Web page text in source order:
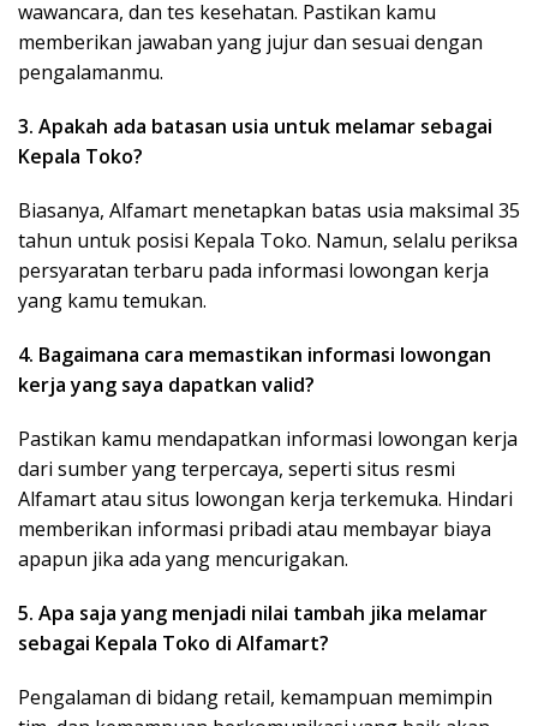
wawancara, dan tes kesehatan. Pastikan kamu
memberikan jawaban yang jujur dan sesuai dengan
pengalamanmu.
3. Apakah ada batasan usia untuk melamar sebagai
Kepala Toko?
Biasanya, Alfamart menetapkan batas usia maksimal 35
tahun untuk posisi Kepala Toko. Namun, selalu periksa
persyaratan terbaru pada informasi lowongan kerja
yang kamu temukan.
4. Bagaimana cara memastikan informasi lowongan
kerja yang saya dapatkan valid?
Pastikan kamu mendapatkan informasi lowongan kerja
dari sumber yang terpercaya, seperti situs resmi
Alfamart atau situs lowongan kerja terkemuka. Hindari
memberikan informasi pribadi atau membayar biaya
apapun jika ada yang mencurigakan.
5. Apa saja yang menjadi nilai tambah jika melamar
sebagai Kepala Toko di Alfamart?
Pengalaman di bidang retail, kemampuan memimpin